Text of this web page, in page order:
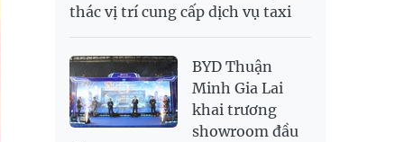
thác vị trí cung cấp dịch vụ taxi
BYD Thuận
Minh Gia Lai
khai trương
showroom đầu